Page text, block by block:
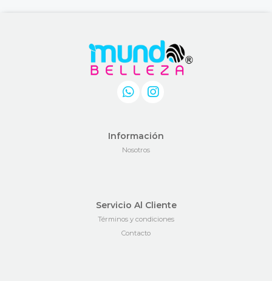
Información
Nosotros
Servicio Al Cliente
Términos y condiciones
Contacto